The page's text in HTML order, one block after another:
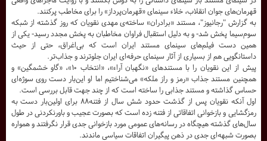
قهرمان‌های جوان انقلاب، خلاء سینمای «قهرمان‌پرداز» را برای مخاطب پرکنند.
به گزارش "رجانیوز"، مستند «برادران» ساخته‌ی مهدی نقویان که روز گذشته از شبکه
سوم‌سیما پخش شد- و به دلیل استقبال فراوان مخاطبان به پخش مجدد رسید- یکی از
همین دست فیلم‌های سینمای مستند ایران است که بی‌اغراق، حتی از حیث
داستانگویی هم از بسیاری از آثار سینمای حرفه‌ای ایران جلوترند و جذاب‌تر.
پیش از این نقویان را با مستندهای «نگهبان آراء»، «انتخاب ۱۰»، «گاو خشمگین» و
همچنین مستند جذاب «رمز و راز ملکه» می‌شناختیم اما او این‌بار دست روی سوژه‌ای
حساس گذاشته و مستند جذابی را ساخته است که از چند جهت قابل بررسی است.
اول آنکه نقویان پس از گذشت حدود شش سال از فتنه۸۸ برای اولین‌بار دست به
رمزگشایی و بازخوانی اتفاقاتی از فتنه زده است که بصورت عجیب و باورنکردنی در طول
سال‌های گذشته هیچگاه در رسانه‌‌های عمومی مورد بازخوانی جدی قرار نگرفتند و همواره
بصورت شبهه‌ای جدی در ذهن پیگیران اتفاقات سیاسی ماندند.